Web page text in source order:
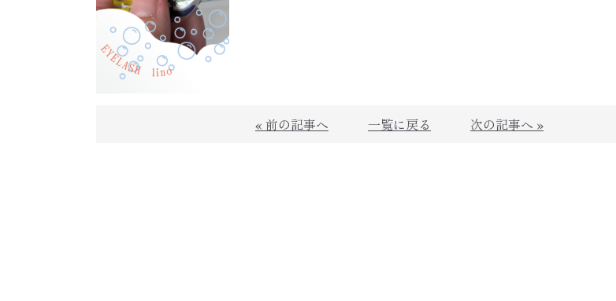
« 前の記事へ 一覧に戻る 次の記事へ »